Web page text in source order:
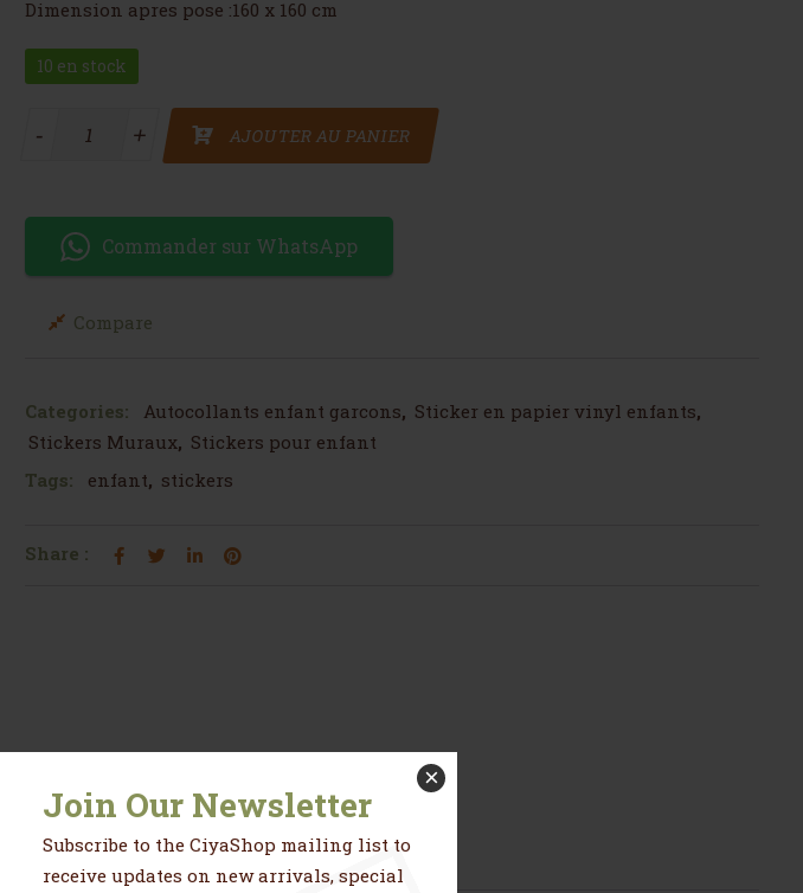
Join Our Newsletter
Subscribe to the CiyaShop mailing list to
receive updates on new arrivals, special
×
Dimension apres pose :160 x 160 cm
10 en stock
quantité de Autocollant avions avec étoiles
+
- +
- AJOUTER AU PANIER
Commander sur WhatsApp
Compare
Categories: Autocollants enfant garcons, Sticker en papier vinyl enfants,
Stickers Muraux, Stickers pour enfant
Tags:
enfant, stickers
Share :